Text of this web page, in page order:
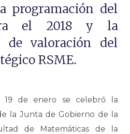
programación del
el 2018 y la
de valoración del
RSME.
19 de enero se celebró la
la Junta de Gobierno de la
de Matemáticas de la